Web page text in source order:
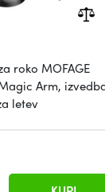
roko MOFAGE
Arm,
letev